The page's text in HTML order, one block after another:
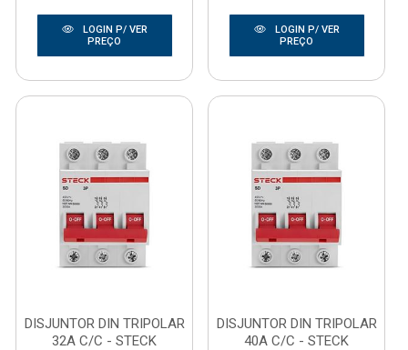
LOGIN P/ VER
PREÇO
LOGIN P/ VER
PREÇO
DISJUNTOR DIN TRIPOLAR
32A C/C - STECK
DISJUNTOR DIN TRIPOLAR
40A C/C - STECK